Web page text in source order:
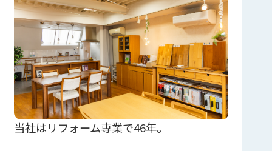
当社はリフォーム専業で46年。